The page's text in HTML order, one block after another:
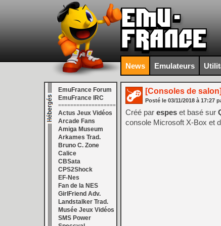
News Emulateurs
EmuFrance Forum
EmuFrance IRC
===================
Actus Jeux Vidéos
Arcade Fans
Amiga Museum
Arkames Trad.
Bruno C. Zone
Calice
CBSata
CPS2Shock
EF-Nes
Fan de la NES
GirlFriend Adv.
Landstalker Trad.
Musée Jeux Vidéos
SMS Power
[Consoles de salon]
Posté le 03/11/2018 à 17:27
Créé par espes et basé sur
console Microsoft X-Box et